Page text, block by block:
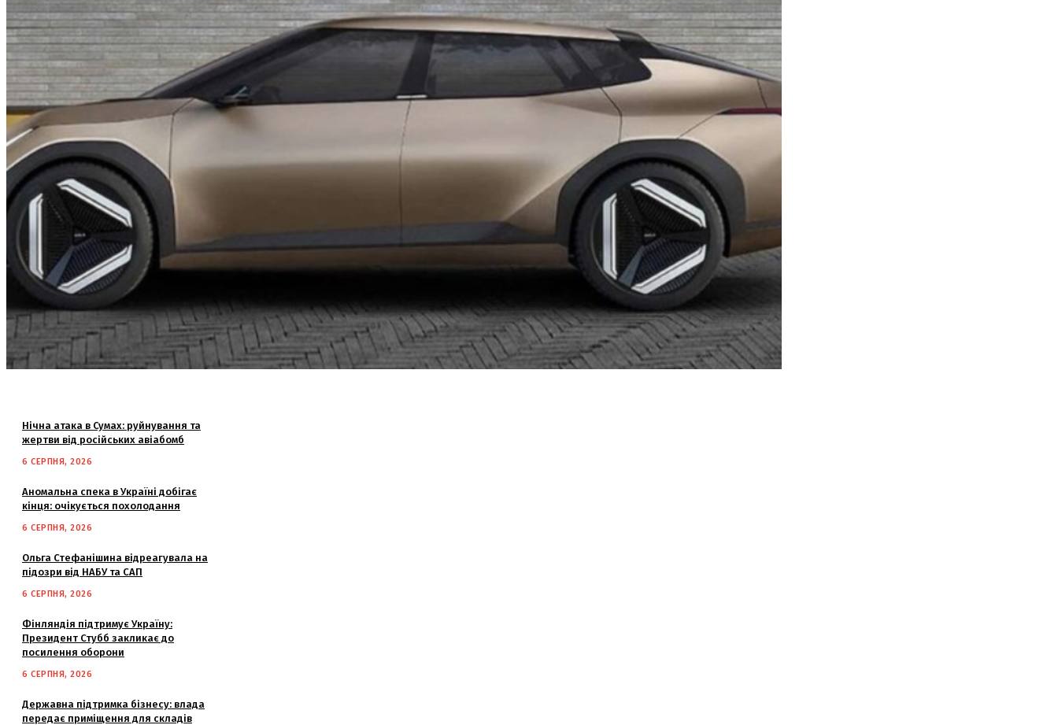
Нічна атака в Сумах: руйнування та
жертви від російських авіабомб
6 СЕРПНЯ, 2026
Аномальна спека в Україні добігає
кінця: очікується похолодання
6 СЕРПНЯ, 2026
Ольга Стефанішина відреагувала на
підозри від НАБУ та САП
6 СЕРПНЯ, 2026
Фінляндія підтримує Україну:
Президент Стубб закликає до
посилення оборони
6 СЕРПНЯ, 2026
Державна підтримка бізнесу: влада
передає приміщення для складів